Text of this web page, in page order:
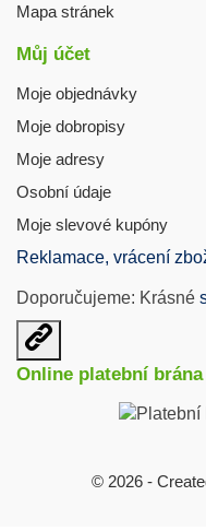
Mapa stránek
Můj účet
Moje objednávky
Moje dobropisy
Moje adresy
Osobní údaje
Moje slevové kupóny
Reklamace, vrácení
Doporučujeme: Krásné
Otevřit
užitečné
odkazy
Online platební brána
© 2026 -